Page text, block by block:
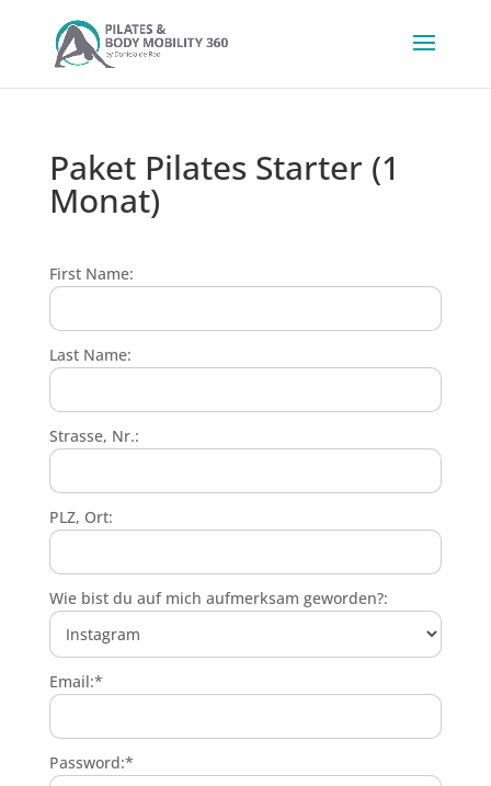
Paket Pilates Starter (1
Monat)
First Name:
Last Name:
Strasse, Nr.:
PLZ, Ort:
Wie bist du auf mich aufmerksam geworden?:
Email:*
Password:*